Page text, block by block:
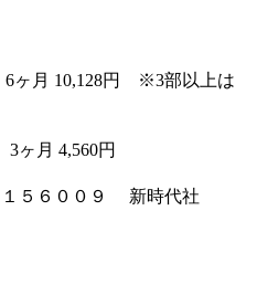
6ヶ月 10,128円 ※3部以上は
3ヶ月 4,560円
５６００９ 新時代社